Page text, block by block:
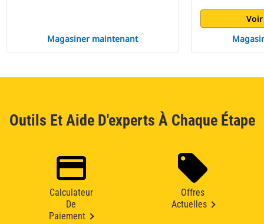
Magasiner maintenant
Outils Et Aide D'experts À Chaque Étape
Calculateur
De
Paiement
Offres
Actuelles